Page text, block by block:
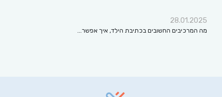
28.01.2025
מה המרכיבים החשובים בכתיבת הילד, איך אפשר…